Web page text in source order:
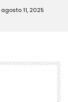
agosto 11, 2025